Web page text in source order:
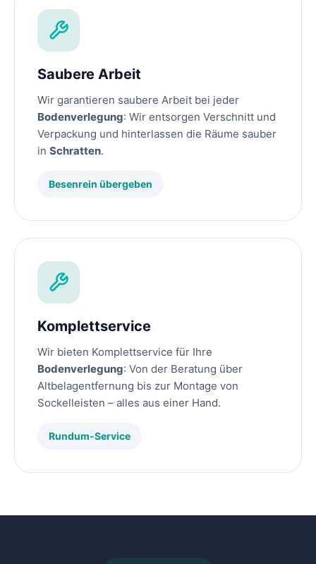
Saubere Arbeit
Wir garantieren saubere Arbeit bei jeder
Bodenverlegung: Wir entsorgen Verschnitt und
Verpackung und hinterlassen die Räume sauber
in Schratten.
Besenrein übergeben
Komplettservice
Wir bieten Komplettservice für Ihre
Bodenverlegung: Von der Beratung über
Altbelagentfernung bis zur Montage von
Sockelleisten – alles aus einer Hand.
Rundum-Service